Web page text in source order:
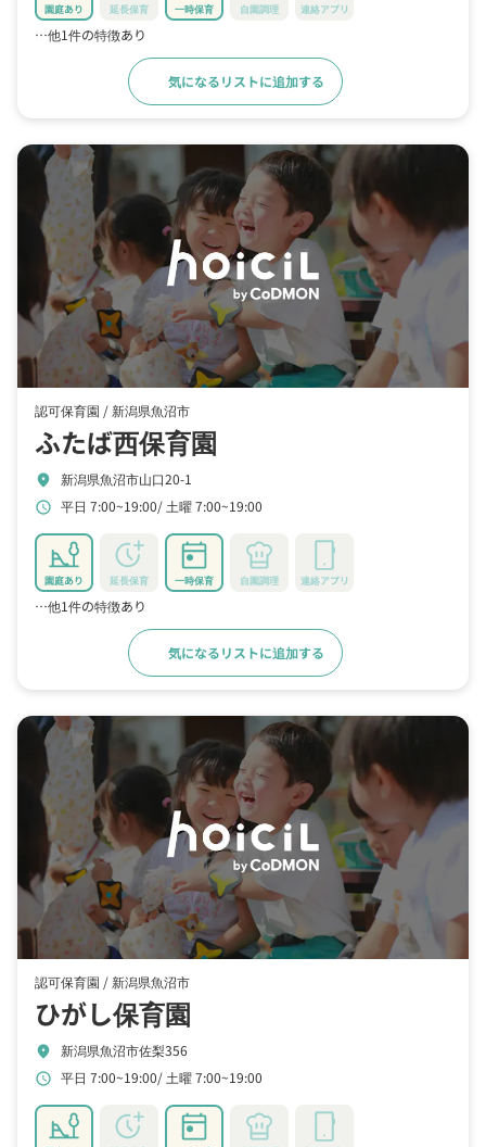
園庭あり 延長保育 一時保育 自園調理 連絡アプリ
…他1件の特徴あり
気になるリストに追加する
認可保育園 /新潟県魚沼市
ふたば西保育園
location_on 新潟県魚沼市山口20-1
schedule 平日 7:00~19:00 土曜 7:00~19:00
園庭あり 延長保育 一時保育 自園調理 連絡アプリ
…他1件の特徴あり
気になるリストに追加する
認可保育園 /新潟県魚沼市
ひがし保育園
location_on 新潟県魚沼市佐梨356
schedule 平日 7:00~19:00 土曜 7:00~19:00